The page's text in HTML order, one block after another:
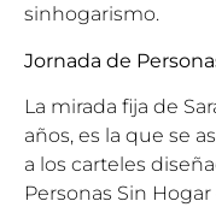
sinhogarismo.
Jornada de
La mirada fija de
años, es la que se
a los carteles
Personas Sin